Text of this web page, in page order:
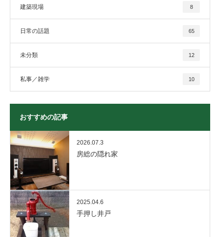
建築現場 8
日常の話題 65
未分類 12
私事／雑学 10
おすすめの記事
2026.07.3
房総の隠れ家
2025.04.6
手押し井戸